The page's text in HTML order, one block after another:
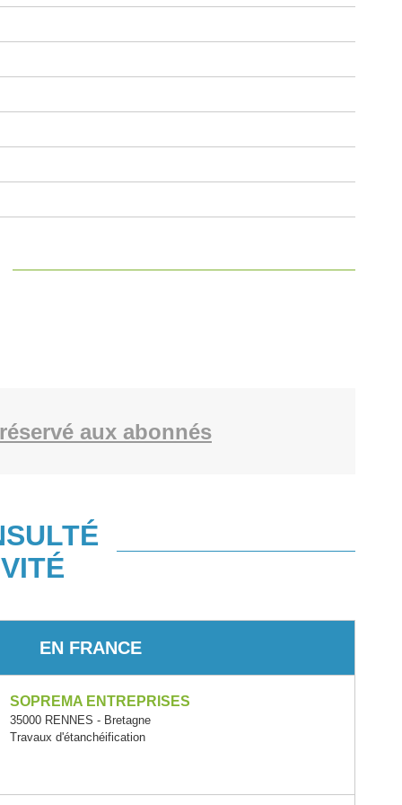
aux abonnés
EN FRANCE
SOPREMA ENTREPRISES
35000 RENNES - Bretagne
Travaux d'étanchéification